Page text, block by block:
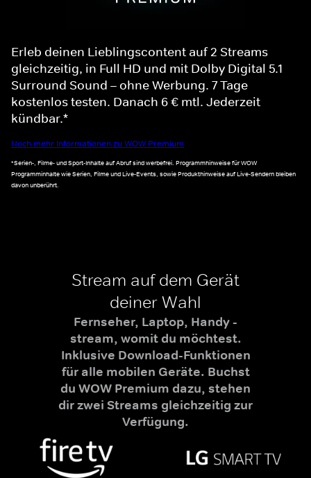
Erleb deinen Lieblingscontent auf 2 Streams
gleichzeitig, in Full HD und mit Dolby Digital 5.1
Surround Sound – ohne Werbung. 7 Tage
kostenlos testen. Danach 6 € mtl. Jederzeit
kündbar.*
Noch mehr Informationen zu WOW Premium
*Serien-, Filme- und Sport-Inhalte auf Abruf sind werbefrei. Programmhinweise für WOW
Programminhalte wie Serien, Filme und Live-Events, sowie Produkthinweise auf Live-Sendern bleiben
davon unberührt.
Stream auf dem Gerät
deiner Wahl
Fernseher, Laptop, Handy -
stream, womit du möchtest.
Inklusive Download-Funktionen
für alle mobilen Geräte. Buchst
du WOW Premium dazu, stehen
dir zwei Streams gleichzeitig zur
Verfügung.